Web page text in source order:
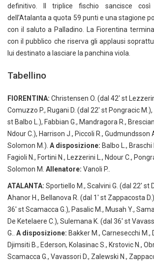
definitivo. Il triplice fischio sancisce
dell’Atalanta a quota 59 punti e una stagione
con il saluto a Palladino. La Fiorentina
con il pubblico che riserva gli applausi
lui destinato a lasciare la panchina viola.
Tabellino
FIORENTINA: Christensen O. (dal 42′ st
Comuzzo P., Rugani D. (dal 22′ st Pongracic M.),
st Balbo L.), Fabbian G., Mandragora R.,
Ndour C.), Harrison J., Piccoli R., Gudmundsson
Solomon M.). A disposizione: Balbo L., Braschi
Fagioli N., Fortini N., Lezzerini L., Ndour C.,
Solomon M. Allenatore: Vanoli P..
ATALANTA: Sportiello M., Scalvini G. (dal 22′ st
Ahanor H., Bellanova R. (dal 1′ st Zappacosta
36′ st Scamacca G.), Pasalic M., Musah Y.,
De Ketelaere C.), Sulemana K. (dal 36′ st
G.. A disposizione: Bakker M., Carnesecchi M.,
Djimsiti B., Ederson, Kolasinac S., Krstovic N.,
Scamacca G., Vavassori D., Zalewski N.,